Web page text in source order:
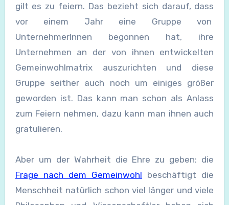
gilt es zu feiern. Das bezieht sich darauf, dass
vor einem Jahr eine Gruppe von
UnternehmerInnen begonnen hat, ihre
Unternehmen an der von ihnen entwickelten
Gemeinwohlmatrix auszurichten und diese
Gruppe seither auch noch um einiges größer
geworden ist. Das kann man schon als Anlass
zum Feiern nehmen, dazu kann man ihnen auch
gratulieren.
Aber um der Wahrheit die Ehre zu geben: die
Frage nach dem Gemeinwohl beschäftigt die
Menschheit natürlich schon viel länger und viele